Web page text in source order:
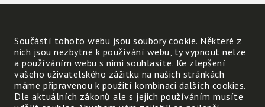
nákupu?
Toník si kupoval knížku. Byla
v průhledné fólii a pan
prodavač mu ji ještě chtěl
zabalit do papíru.
Součástí tohoto webu jsou soubory cookie. Některé z
nich jsou nezbytné k používání webu, ty vypnout nelze
a používáním webu s nimi souhlasíte. Ke zlepšení
vašeho uživatelského zážitku na našich stránkách
máme připravenou k použití kombinaci dalších cookies.
Dle aktuálních zákonů ale s jejich používáním musíte